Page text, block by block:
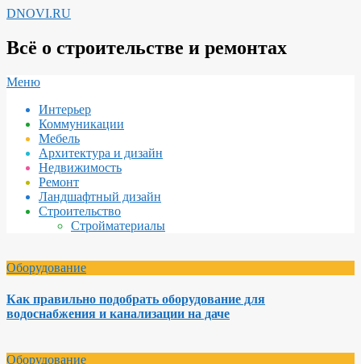
Перейти
содержимому
DNOVI.RU
Всё о строительстве и ремонтах
Вторичное
навигации
Меню
Интерьер
Коммуникации
Мебель
Архитектура и дизайн
Недвижимость
Ремонт
Ландшафтный дизайн
Строительство
Стройматериалы
Оборудование
Как правильно подобрать оборудование для
водоснабжения и канализации на даче
Оборудование